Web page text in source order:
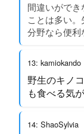
間違いがで
ことは多い
分野なら便利
13: kamiokando
野生のキノ
も食べる気
14: ShaoSylvia